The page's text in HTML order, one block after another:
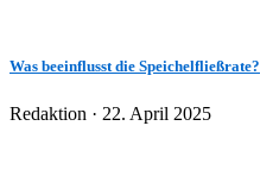
Was beeinflusst die Speichelfließrate?
Redaktion · Veröffentlicht
22. April 2025